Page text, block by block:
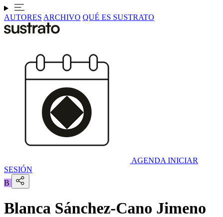
AUTORES ARCHIVO QUÉ ES SUSTRATO
AGENDA INICIAR
SESIÓN
B
Blanca Sánchez-Cano Jimeno